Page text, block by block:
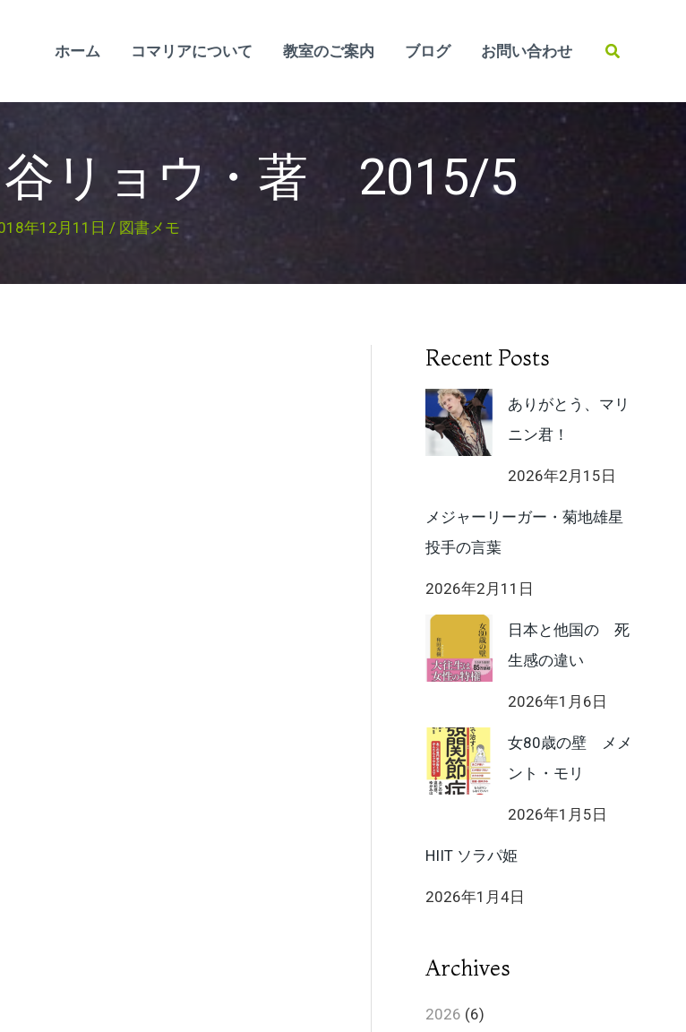
ホーム コマリアについて 教室のご案内 ブログ お問い合わせ
検
リョウ・著 2015/5
年12月11日 / 図書メモ
Recent Posts
ありがとう、マリ
ニン君！
2026年2月15日
メジャーリーガー・菊地雄星
投手の言葉
2026年2月11日
日本と他国の 死
生感の違い
2026年1月6日
女80歳の壁 メメ
ント・モリ
2026年1月5日
HIIT ソラパ姫
2026年1月4日
Archives
2026 (6)